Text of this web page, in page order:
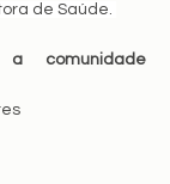
de Saúde.
comunidade